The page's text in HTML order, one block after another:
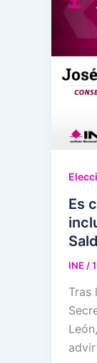
Es
INE /
Tras